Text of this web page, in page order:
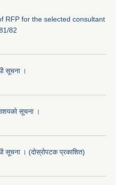
RFP for the selected consultant
82
सूचना ।
सूचना ।
सूचना । (दोस्रोपटक प्रकाशित)